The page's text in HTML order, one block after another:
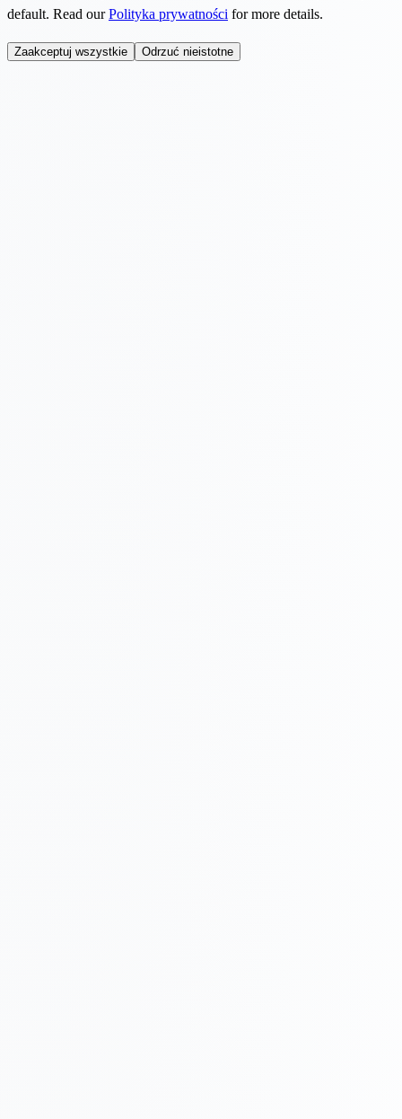
default. Read ourPolityka prywatności for more details.
Zaakceptuj wszystkie Odrzuć nieistotne